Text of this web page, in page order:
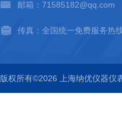
邮箱：71585182@qq.com
传真：全国统一免费服务热
版权所有©2026 上海纳优仪器仪